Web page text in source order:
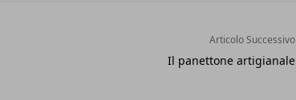
Articolo Successivo
Il panettone artigianale